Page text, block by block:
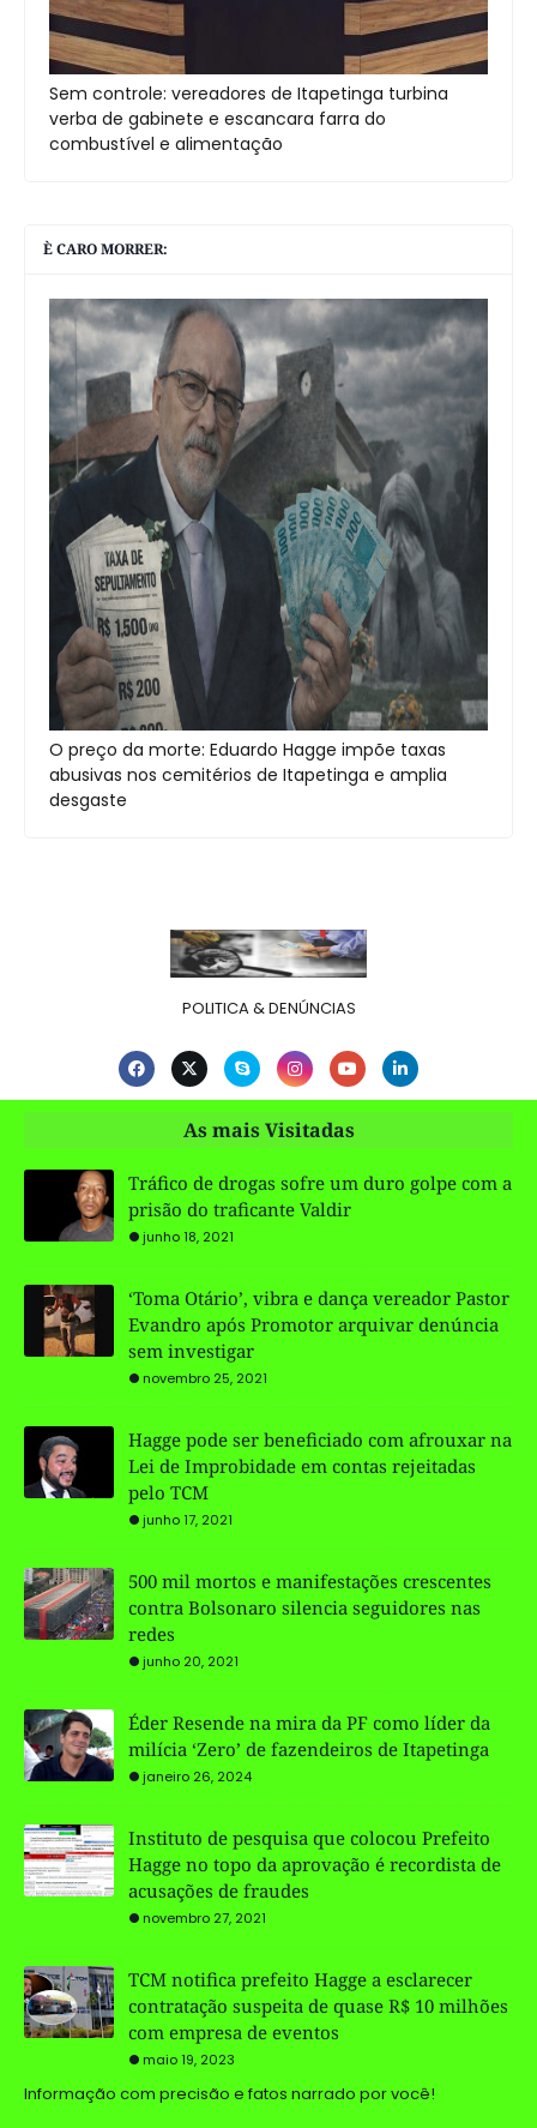
Sem controle: vereadores de Itapetinga turbina
verba de gabinete e escancara farra do
combustível e alimentação
È CARO MORRER:
O preço da morte: Eduardo Hagge impõe taxas
abusivas nos cemitérios de Itapetinga e amplia
desgaste
POLITICA & DENÚNCIAS
As mais Visitadas
Tráfico de drogas sofre um duro golpe com a
prisão do traficante Valdir
junho 18, 2021
‘Toma Otário’, vibra e dança vereador Pastor
Evandro após Promotor arquivar denúncia
sem investigar
novembro 25, 2021
Hagge pode ser beneficiado com afrouxar na
Lei de Improbidade em contas rejeitadas
pelo TCM
junho 17, 2021
500 mil mortos e manifestações crescentes
contra Bolsonaro silencia seguidores nas
redes
junho 20, 2021
Éder Resende na mira da PF como líder da
milícia ‘Zero’ de fazendeiros de Itapetinga
janeiro 26, 2024
Instituto de pesquisa que colocou Prefeito
Hagge no topo da aprovação é recordista de
acusações de fraudes
novembro 27, 2021
TCM notifica prefeito Hagge a esclarecer
contratação suspeita de quase R$ 10 milhões
com empresa de eventos
maio 19, 2023
Informação com precisão e fatos narrado por você!